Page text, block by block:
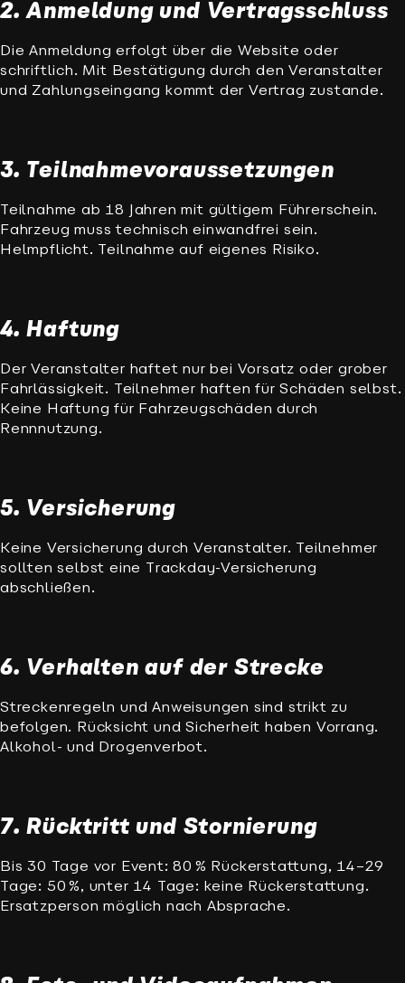
2. Anmeldung und Vertragsschluss
Die Anmeldung erfolgt über die Website oder
schriftlich. Mit Bestätigung durch den Veranstalter
und Zahlungseingang kommt der Vertrag zustande.
3. Teilnahmevoraussetzungen
Teilnahme ab 18 Jahren mit gültigem Führerschein.
Fahrzeug muss technisch einwandfrei sein.
Helmpflicht. Teilnahme auf eigenes Risiko.
4. Haftung
Der Veranstalter haftet nur bei Vorsatz oder grober
Fahrlässigkeit. Teilnehmer haften für Schäden selbst.
Keine Haftung für Fahrzeugschäden durch
Rennnutzung.
5. Versicherung
Keine Versicherung durch Veranstalter. Teilnehmer
sollten selbst eine Trackday-Versicherung
abschließen.
6. Verhalten auf der Strecke
Streckenregeln und Anweisungen sind strikt zu
befolgen. Rücksicht und Sicherheit haben Vorrang.
Alkohol- und Drogenverbot.
7. Rücktritt und Stornierung
Bis 30 Tage vor Event: 80 % Rückerstattung, 14–29
Tage: 50 %, unter 14 Tage: keine Rückerstattung.
Ersatzperson möglich nach Absprache.